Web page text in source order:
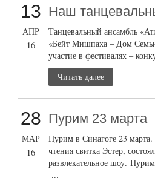
13
АПР
16
Наш
Танцевальный ансамбль
«Бейт Мишпаха – Дом
участие в фестивалях –
Читать далее
28
МАР
16
Пурим 23 марта
Пурим в Синагоге 23 марта.
чтения свитка Эстер,
развлекательное шоу.
-...